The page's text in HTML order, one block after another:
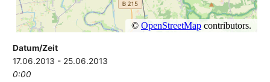
Datum/Zeit
17.06.2013 - 25.06.2013
0:00